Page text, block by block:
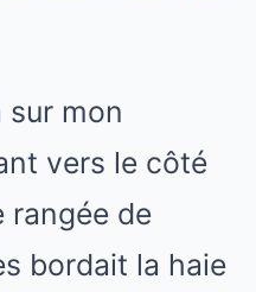
sur mon
vers le côté
rangée de
bordait la haie